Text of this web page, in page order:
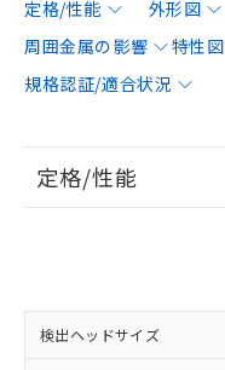
定格/性能 外形図
周囲金属の影響
特性図
規格認証/適合状況
定格/性能
検出ヘッドサイズ